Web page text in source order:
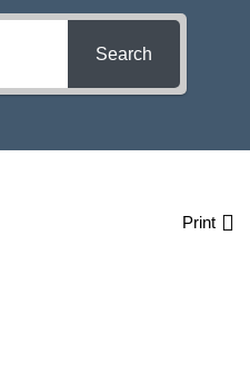
Search
Print